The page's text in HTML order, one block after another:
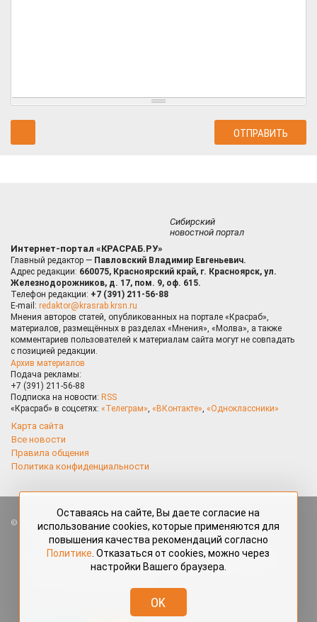
Сибирский
новостной портал
Интернет-портал «КРАСРАБ.РУ»
Главный редактор — Павловский Владимир Евгеньевич.
Адрес редакции: 660075, Красноярский край, г. Красноярск, ул.
Железнодорожников, д. 17, пом. 9, оф. 615.
Телефон редакции: +7 (391) 211-56-88
E-mail: redaktor@krasrab.krsn.ru
Мнения авторов статей, опубликованных на портале «Красраб»,
материалов, размещённых в разделах «Мнения», «Молва», а также
комментариев пользователей к материалам сайта могут не совпадать
с позицией редакции.
Архив материалов
Подача рекламы:
+7 (391) 211-56-88
Подписка на новости: RSS
«Красраб» в соцсетях: «Телеграм» «ВКонтакте» «Одноклассники»
Карта сайта
Все новости
Правила общения
Политика конфиденциальности
Все права защищены. Любые материалы, размещённые на портале
«Красраб.ру» сотрудниками редакции, нештатными авторами
и читателями, являются объектами авторского права. Полное или
частичное использование материалов, размещённых на портале
«Красраб.ру», допускается только с письменного согласия редакции
redaktor@krasrab.krsn.ru.
Оставаясь на сайте, Вы даете согласие на
использование cookies, которые применяются для
повышения качества рекомендаций согласно
Политике . Отказаться от cookies, можно через
настройки Вашего браузера.
OK